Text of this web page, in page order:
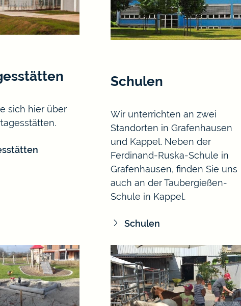
sich hier über
Schulen
Wir unterrichten an zwei
Standorten in Grafenhausen
und Kappel. Neben der
Ferdinand-Ruska-Schule in
Grafenhausen, finden Sie uns
auch an der Taubergießen-
Schule in Kappel.
Schulen